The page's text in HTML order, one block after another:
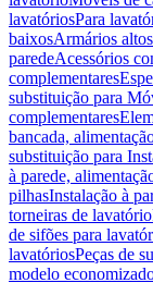
lavatóriosPara
baixosArmários altos
paredeAcessórios
complementares
substituição para
complementares
bancada,
substituição para
à parede,
pilhasInstalação à
torneiras de lavatório
de sifões para
lavatóriosPeças de
modelo